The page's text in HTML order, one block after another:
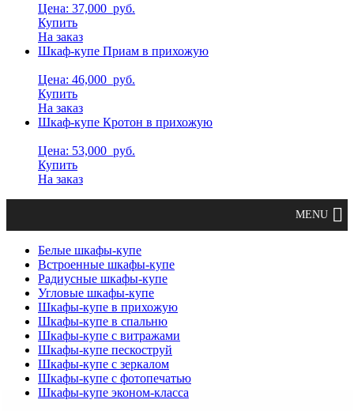
Цена: 37,000 руб.
Купить
На заказ
Шкаф-купе Приам в прихожую
Цена: 46,000 руб.
Купить
На заказ
Шкаф-купе Кротон в прихожую
Цена: 53,000 руб.
Купить
На заказ
Белые шкафы-купе
Встроенные шкафы-купе
Радиусные шкафы-купе
Угловые шкафы-купе
Шкафы-купе в прихожую
Шкафы-купе в спальню
Шкафы-купе с витражами
Шкафы-купе пескоструй
Шкафы-купе с зеркалом
Шкафы-купе с фотопечатью
Шкафы-купе эконом-класса